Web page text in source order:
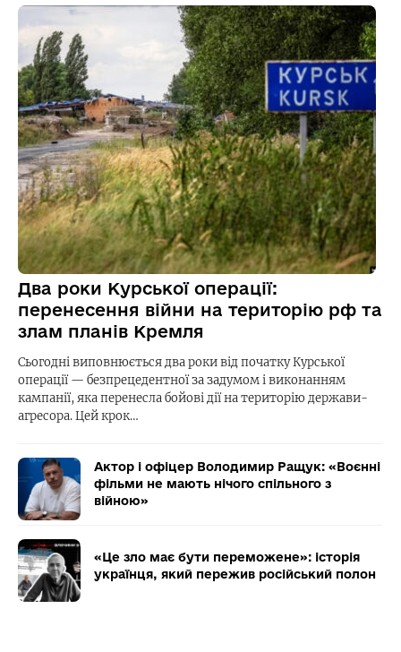
Два роки Курської операції:
перенесення війни на територію рф та
злам планів Кремля
Сьогодні виповнюється два роки від початку Курської
операції — безпрецедентної за задумом і виконанням
кампанії, яка перенесла бойові дії на територію держави-
агресора. Цей крок…
Актор і офіцер Володимир Ращук: «Воєнні
фільми не мають нічого спільного з
війною»
«Це зло має бути переможене»: історія
українця, який пережив російський полон